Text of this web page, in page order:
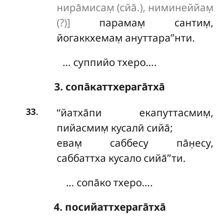
нира̄мисам̣ (сйа̄.), ниминеййам̣
(?)] парамам̣ сантим̣,
йогаккхемам̣ ануттара’’нти.
… суппийо тхеро….
3. сопа̄каттхерага̄тха̄
33. ‘‘йатха̄пи екапуттасмим̣,
пийасмим̣ кусалӣ сийа̄;
евам̣ саббесу па̄н̣есу,
саббаттха кусало сийа̄’’ти.
… сопа̄ко тхеро….
4. посийаттхерага̄тха̄